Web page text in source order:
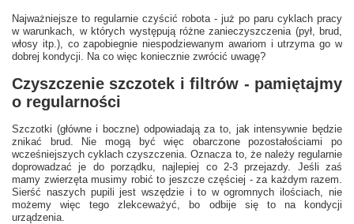
Najważniejsze to regularnie czyścić robota - już po paru cyklach pracy
w warunkach, w których występują różne zanieczyszczenia (pył, brud,
włosy itp.), co zapobiegnie niespodziewanym awariom i utrzyma go w
dobrej kondycji. Na co więc koniecznie zwrócić uwagę?
Czyszczenie szczotek i filtrów - pamiętajmy
o regularności
Szczotki (główne i boczne) odpowiadają za to, jak intensywnie będzie
znikać brud. Nie mogą być więc obarczone pozostałościami po
wcześniejszych cyklach czyszczenia. Oznacza to, że należy regularnie
doprowadzać je do porządku, najlepiej co 2-3 przejazdy. Jeśli zaś
mamy zwierzęta musimy robić to jeszcze częściej - za każdym razem.
Sierść naszych pupili jest wszędzie i to w ogromnych ilościach, nie
możemy więc tego zlekceważyć, bo odbije się to na kondycji
urządzenia.